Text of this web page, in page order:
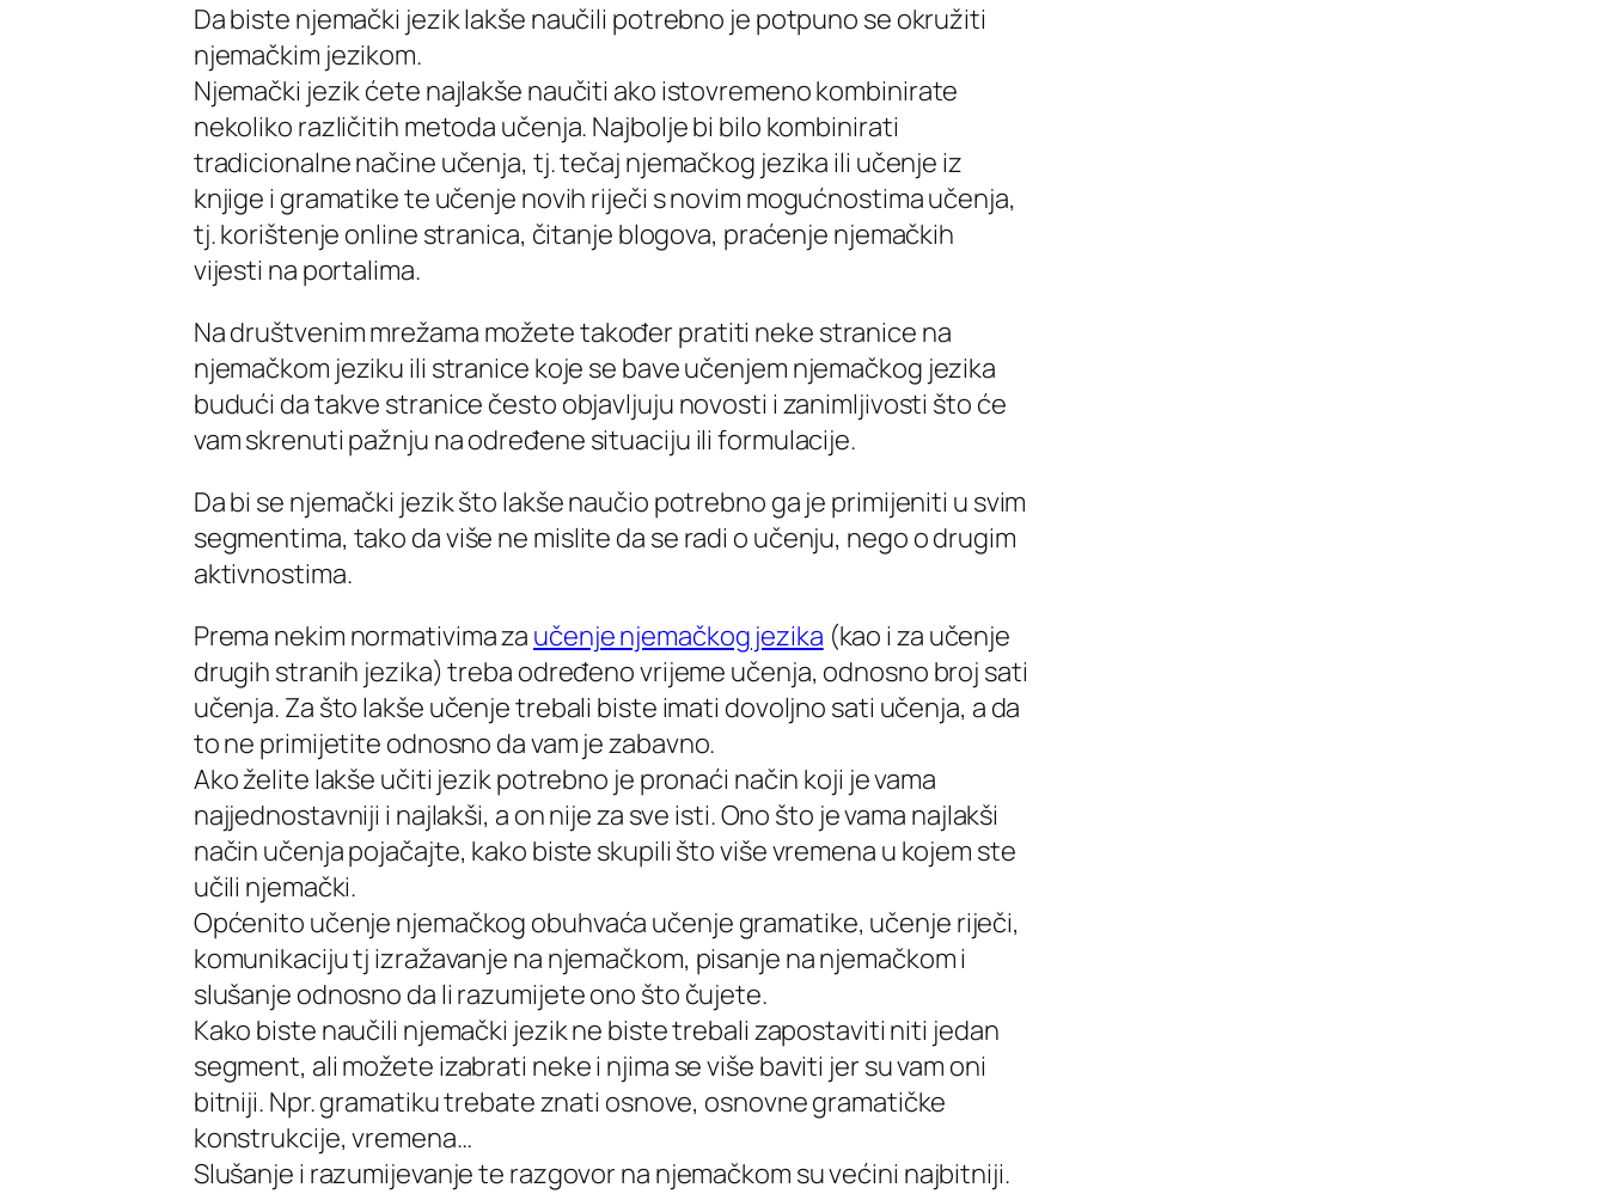
Da biste njemački jezik lakše naučili potrebno je potpuno se okružiti
njemačkim jezikom.
Njemački jezik ćete najlakše naučiti ako istovremeno kombinirate
nekoliko različitih metoda učenja. Najbolje bi bilo kombinirati
tradicionalne načine učenja, tj. tečaj njemačkog jezika ili učenje iz
knjige i gramatike te učenje novih riječi s novim mogućnostima učenja,
tj. korištenje online stranica, čitanje blogova, praćenje njemačkih
vijesti na portalima.
Na društvenim mrežama možete također pratiti neke stranice na
njemačkom jeziku ili stranice koje se bave učenjem njemačkog jezika
budući da takve stranice često objavljuju novosti i zanimljivosti što će
vam skrenuti pažnju na određene situaciju ili formulacije.
Da bi se njemački jezik što lakše naučio potrebno ga je primijeniti u svim
segmentima, tako da više ne mislite da se radi o učenju, nego o drugim
aktivnostima.
Prema nekim normativima za učenje njemačkog jezika (kao i za učenje
drugih stranih jezika) treba određeno vrijeme učenja, odnosno broj sati
učenja. Za što lakše učenje trebali biste imati dovoljno sati učenja, a da
to ne primijetite odnosno da vam je zabavno.
Ako želite lakše učiti jezik potrebno je pronaći način koji je vama
najjednostavniji i najlakši, a on nije za sve isti. Ono što je vama najlakši
način učenja pojačajte, kako biste skupili što više vremena u kojem ste
učili njemački.
Općenito učenje njemačkog obuhvaća učenje gramatike, učenje riječi,
komunikaciju tj izražavanje na njemačkom, pisanje na njemačkom i
slušanje odnosno da li razumijete ono što čujete.
Kako biste naučili njemački jezik ne biste trebali zapostaviti niti jedan
segment, ali možete izabrati neke i njima se više baviti jer su vam oni
bitniji. Npr. gramatiku trebate znati osnove, osnovne gramatičke
konstrukcije, vremena…
Slušanje i razumijevanje te razgovor na njemačkom su većini najbitniji.